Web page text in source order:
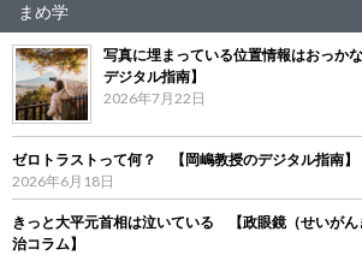
まめ学
写真に埋まっている位置情報はおっか
デジタル指南】
2026年7月22日
ゼロトラストって何？ 【岡嶋教授のデジタル指南】
2026年6月18日
きっと大平元首相は泣いている 【政眼鏡（せいがん
治コラム】